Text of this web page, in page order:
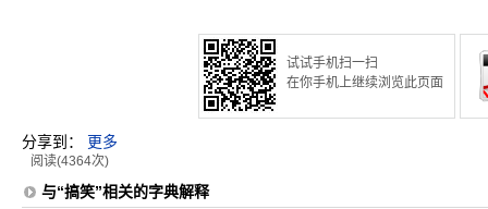
试试手机扫一扫
在你手机上继续浏览此页面
分享到： 更多
阅读(4364次)
与“搞笑”相关的字典解释